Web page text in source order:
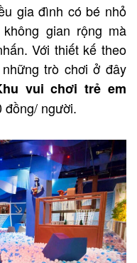
gia đình có bé nhỏ
gian rộng mà
Với thiết kế theo
trò chơi ở đây
vui chơi trẻ em
đồng/ người.